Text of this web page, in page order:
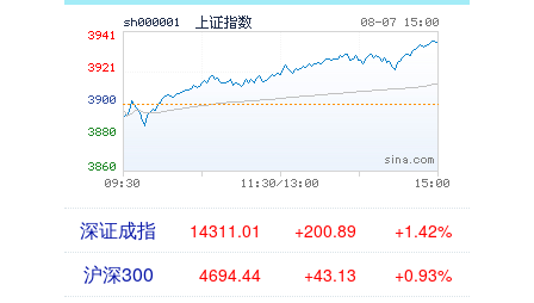
深证成指 14311.01 +200.89 +1.42%
沪深300 4694.44 +43.13 +0.93%